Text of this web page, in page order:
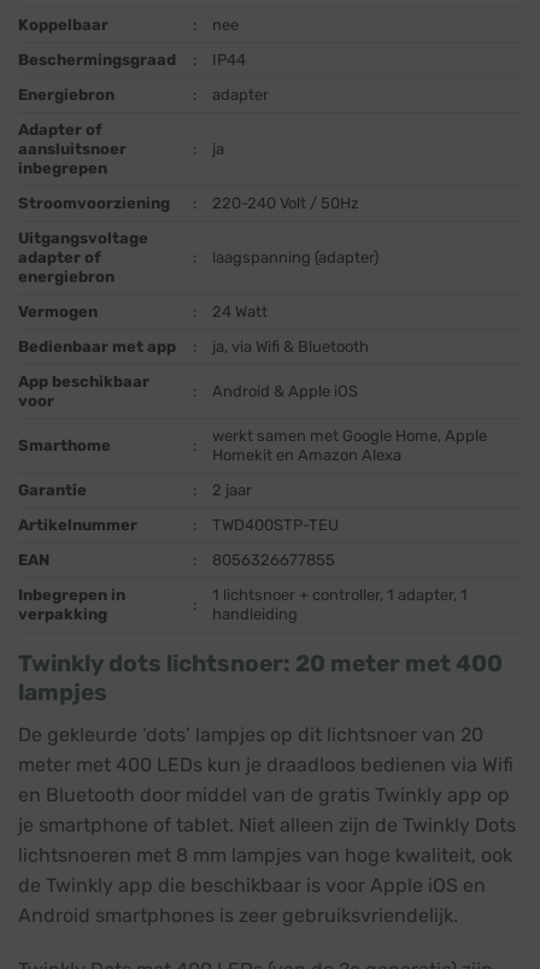
Koppelbaar
:
nee
Beschermingsgraad
:
IP44
Energiebron
:
adapter
Adapter of
aansluitsnoer
inbegrepen
: ja
Stroomvoorziening :
220-240 Volt / 50Hz
Uitgangsvoltage
adapter of
energiebron
: laagspanning (adapter)
Vermogen :
24 Watt
Bedienbaar met app
:
ja, via Wifi & Bluetooth
App beschikbaar
voor
: Android & Apple iOS
Smarthome :
werkt samen met Google Home, Apple
Homekit en Amazon Alexa
Garantie
:
2 jaar
Artikelnummer
:
TWD400STP-TEU
EAN
:
8056326677855
Inbegrepen in
verpakking
:
1 lichtsnoer + controller, 1 adapter, 1
handleiding
Twinkly dots lichtsnoer: 20 meter met 400
lampjes
De gekleurde ‘dots’ lampjes op dit lichtsnoer van 20
meter met 400 LEDs kun je draadloos bedienen via Wifi
en Bluetooth door middel van de gratis Twinkly app op
je smartphone of tablet. Niet alleen zijn de Twinkly Dots
lichtsnoeren met 8 mm lampjes van hoge kwaliteit, ook
de Twinkly app die beschikbaar is voor Apple iOS en
Android smartphones is zeer gebruiksvriendelijk.